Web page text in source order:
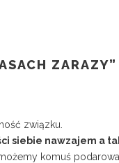
ZARAZY”
związku.
siebie nawzajem a
komuś